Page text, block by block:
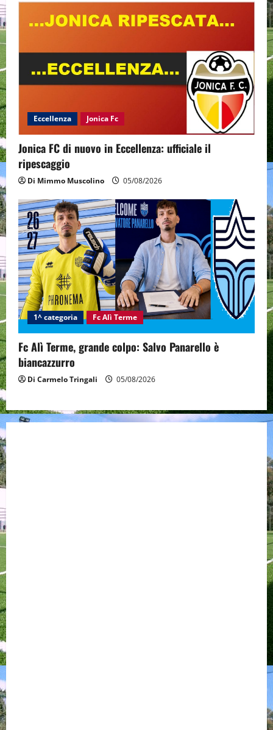
Eccellenza Jonica Fc
Jonica FC di nuovo in Eccellenza: ufficiale il
ripescaggio
Di Mimmo Muscolino 05/08/2026
1^ categoria Fc Alì Terme
Fc Alì Terme, grande colpo: Salvo Panarello è
biancazzurro
Di Carmelo Tringali 05/08/2026